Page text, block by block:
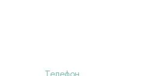
Телефон